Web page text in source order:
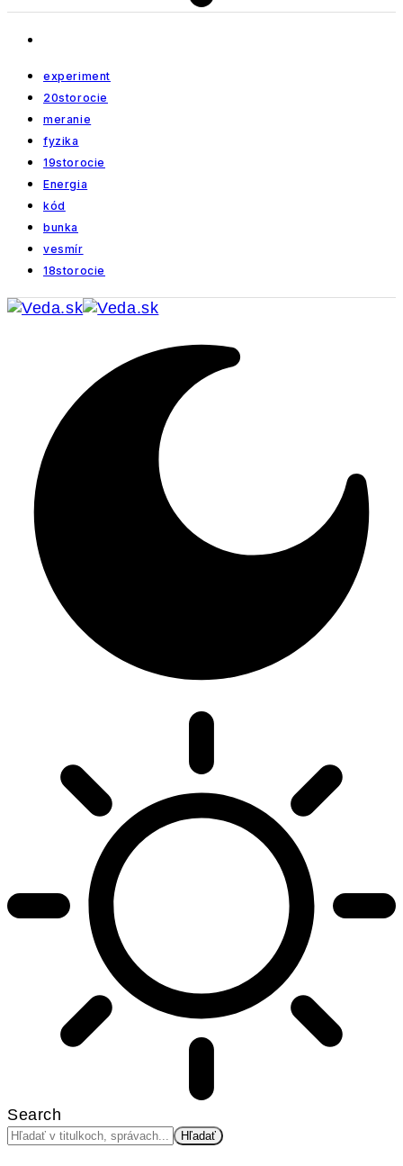
experiment
20storocie
meranie
fyzika
19storocie
Energia
kód
bunka
vesmír
18storocie
Search